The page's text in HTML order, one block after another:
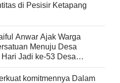
di Pesisir Ketapang
Anwar Ajak Warga
Menuju Desa
Jadi ke-53 Desa
komitmennya Dalam